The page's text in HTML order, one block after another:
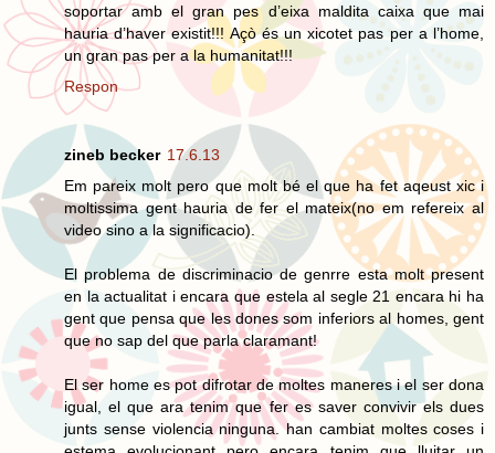
soportar amb el gran pes d’eixa maldita caixa que mai
hauria d’haver existit!!! Açò és un xicotet pas per a l’home,
un gran pas per a la humanitat!!!
Respon
zineb becker 17.6.13
Em pareix molt pero que molt bé el que ha fet aqeust xic i
moltissima gent hauria de fer el mateix(no em refereix al
video sino a la significacio).
El problema de discriminacio de genrre esta molt present
en la actualitat i encara que estela al segle 21 encara hi ha
gent que pensa que les dones som inferiors al homes, gent
que no sap del que parla claramant!
El ser home es pot difrotar de moltes maneres i el ser dona
igual, el que ara tenim que fer es saver convivir els dues
junts sense violencia ninguna. han cambiat moltes coses i